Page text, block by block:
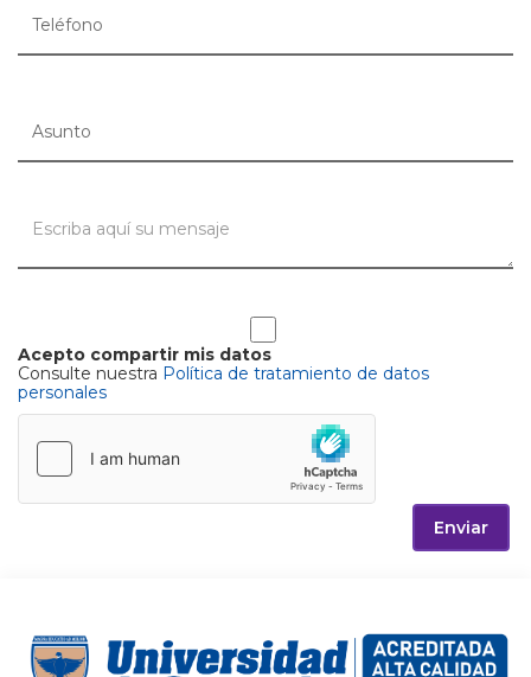
Acepto compartir mis datos
Consulte nuestra Política de tratamiento de datos
personales
Enviar